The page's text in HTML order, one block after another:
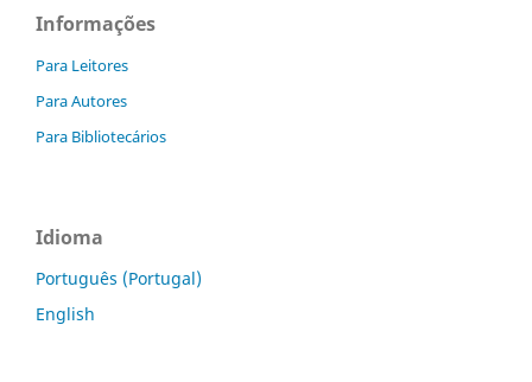
Informações
Para Leitores
Para Autores
Para Bibliotecários
Idioma
Português (Portugal)
English